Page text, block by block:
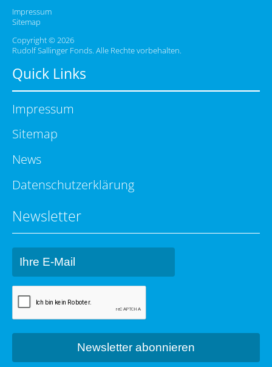
Impressum
Sitemap
Copyright © 2026
Rudolf Sallinger Fonds. Alle Rechte vorbehalten.
Quick Links
Impressum
Sitemap
News
Datenschutzerklärung
Newsletter